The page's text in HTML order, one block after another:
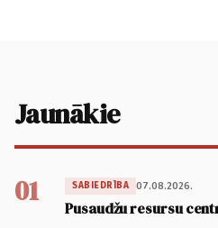
Jaunākie
01 SABIEDRĪBA 07.08.2026.
Pusaudžu resursu